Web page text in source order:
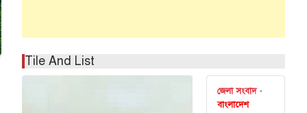
Tile And List
জেলা সংবাদ
বাংলাদেশ